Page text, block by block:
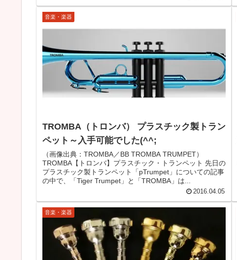
音楽・楽器
TROMBA（トロンバ） プラスチック製トラン
ペット～入手可能でした(^^;
（画像出典：TROMBA／BB TROMBA TRUMPET）
TROMBA【トロンバ】プラスチック・トランペット 先日の
プラスチック製トランペット「pTrumpet」についての記事
の中で、「Tiger Trumpet」と「TROMBA」は...
2016.04.05
音楽・楽器